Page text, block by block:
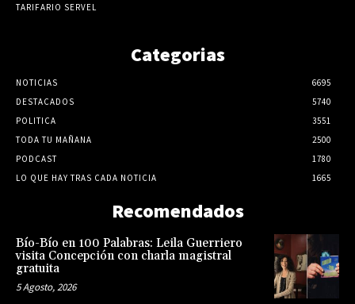
TARIFARIO SERVEL
Categorias
NOTICIAS
6695
DESTACADOS
5740
POLITICA
3551
TODA TU MAÑANA
2500
PODCAST
1780
LO QUE HAY TRAS CADA NOTICIA
1665
Recomendados
Bío-Bío en 100 Palabras: Leila Guerriero
visita Concepción con charla magistral
gratuita
5 Agosto, 2026